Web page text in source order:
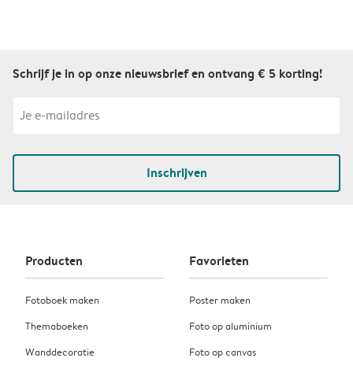
Schrijf je in op onze nieuwsbrief en ontvang € 5 korting!
Inschrijven
Producten
Fotoboek maken
Themaboeken
Wanddecoratie
Favorieten
Poster maken
Foto op aluminium
Foto op canvas